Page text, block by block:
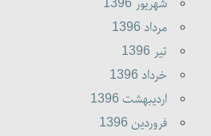
مرداد 1396
تير 1396
خرداد 1396
ارديبهشت 1396
فروردين 1396